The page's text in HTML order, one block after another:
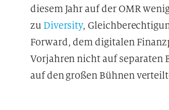
diesem Jahr auf der OMR
zu Diversity,
Forward, dem digitalen
Vorjahren nicht auf separaten
auf den großen Bühnen